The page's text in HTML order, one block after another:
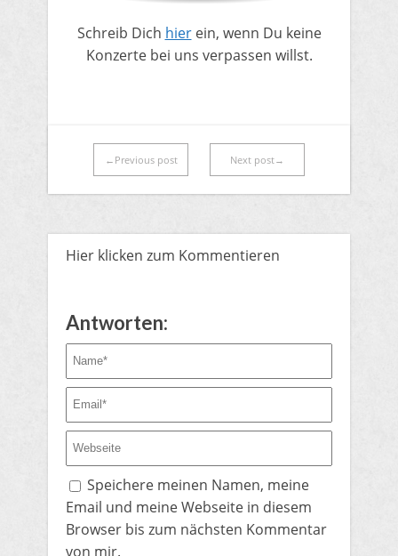
​Schreib Dich hierein, wenn Du keine
Konzerte bei uns verpassen willst.
←Previous post Next post→
Hier klicken zum Kommentieren
Antworten:
Speichere meinen Namen, meine
Email und meine Webseite in diesem
Browser bis zum nächsten Kommentar
von mir.